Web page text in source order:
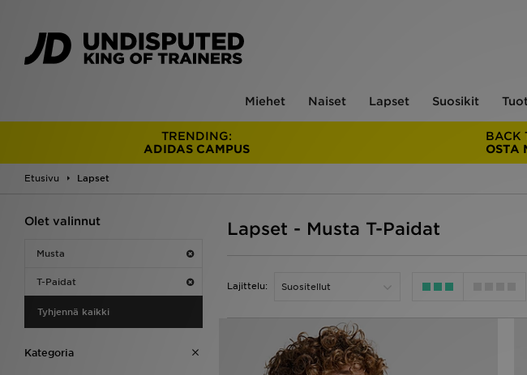
Miehet Naiset Lapset Suosikit
TRENDING:
ADIDAS CAMPUS
BACK
OSTA
Etusivu Lapset
Olet valinnut
Musta
T-Paidat
Tyhjennä kaikki
Kategoria
Lapset - Musta T-Paidat
Lajittelu: